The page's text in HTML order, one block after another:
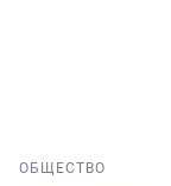
ОБЩЕСТВО